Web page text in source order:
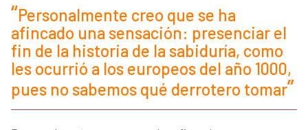
Personalmente creo que se ha
afincado una sensación: presenciar el
fin de la historia de la sabiduría, como
les ocurrió a los europeos del año 1000,
pues no sabemos qué derrotero tomar